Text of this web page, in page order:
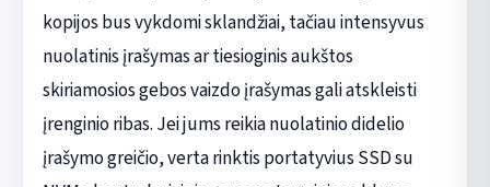
kopijos bus vykdomi sklandžiai, tačiau intensyvus
nuolatinis įrašymas ar tiesioginis aukštos
skiriamosios gebos vaizdo įrašymas gali atskleisti
įrenginio ribas. Jei jums reikia nuolatinio didelio
įrašymo greičio, verta rinktis portatyvius SSD su